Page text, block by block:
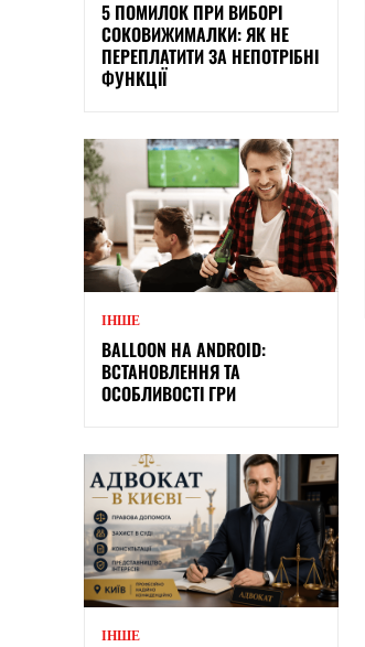
5 ПОМИЛОК ПРИ ВИБОРІ
СОКОВИЖИМАЛКИ: ЯК НЕ
ПЕРЕПЛАТИТИ ЗА НЕПОТРІБНІ
ФУНКЦІЇ
ІНШЕ
BALLOON НА ANDROID:
ВСТАНОВЛЕННЯ ТА
ОСОБЛИВОСТІ ГРИ
ІНШЕ